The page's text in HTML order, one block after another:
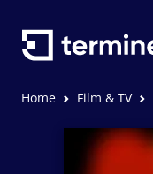
Home Film & TV